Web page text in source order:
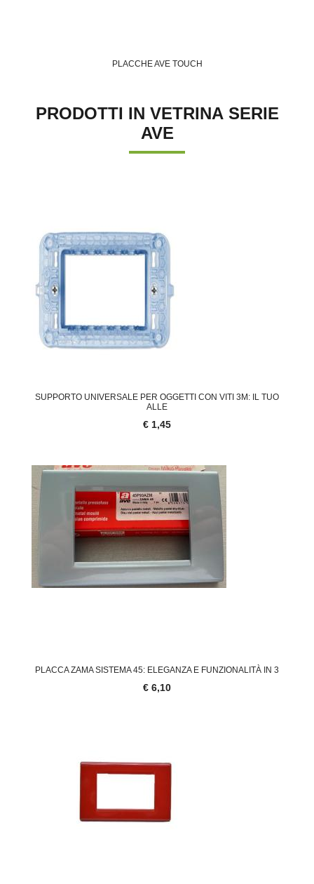
PLACCHE AVE TOUCH
PRODOTTI IN VETRINA SERIE
AVE
SUPPORTO UNIVERSALE PER OGGETTI CON VITI 3M: IL TUO
ALLE
€ 1,45
PLACCA ZAMA SISTEMA 45: ELEGANZA E FUNZIONALITÀ IN 3
€ 6,10